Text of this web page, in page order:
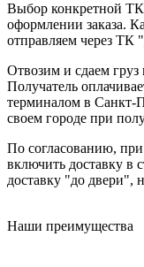
Выбор конкретной
оформлении заказа.
отправляем через
Отвозим и сдаем
Получатель
терминалом в Санкт-
своем городе при
По согласованию,
включить доставку в
доставку "до двери",
Наши преимущества